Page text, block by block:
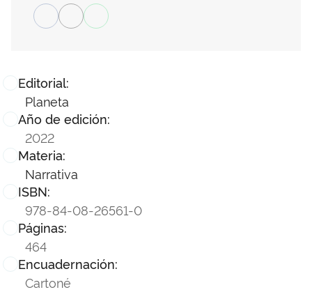
Editorial:
Planeta
Año de edición:
2022
Materia:
Narrativa
ISBN:
978-84-08-26561-0
Páginas:
464
Encuadernación:
Cartoné